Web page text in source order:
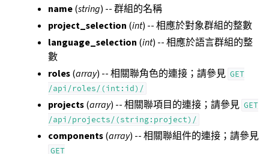
name(string) -- 群組的名稱
project_selection (int) -- 相應於對象群組的整數
language_selection (int) -- 相應於語言群組的整
數
roles(array) -- 相關聯角色的連接；請參見 GET
/api/roles/(int:id)/
projects(array) -- 相關聯項目的連接；請參見 GET
/api/projects/(string:project)/
components(array) -- 相關聯組件的連接；請參見
GET